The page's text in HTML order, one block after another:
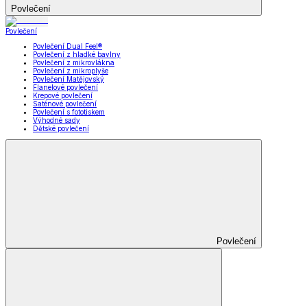
Povlečení
Povlečení
Povlečení Dual Feel®
Povlečení z hladké bavlny
Povlečení z mikrovlákna
Povlečení z mikroplyše
Povlečení Matějovský
Flanelové povlečení
Krepové povlečení
Saténové povlečení
Povlečení s fototiskem
Výhodné sady
Dětské povlečení
Povlečení